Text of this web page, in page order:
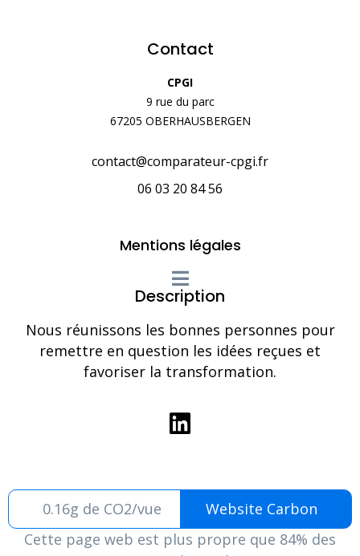
Contact
CPGI
9 rue du parc
67205 OBERHAUSBERGEN
contact@comparateur-cpgi.fr
06 03 20 84 56
Mentions légales
Description
Nous réunissons les bonnes personnes pour
remettre en question les idées reçues et
favoriser la transformation.
0.16g de CO2/vue
Website Carbon
Cette page web est plus propre que 84% des